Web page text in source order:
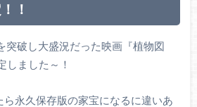
！
突破し大盛況だった映画『植物図
しました～！
ら永久保存版の家宝になるに違いあ